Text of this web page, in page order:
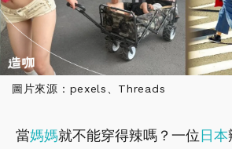
圖片來源：pexels、Threads
當媽媽就不能穿得辣嗎？一位日本